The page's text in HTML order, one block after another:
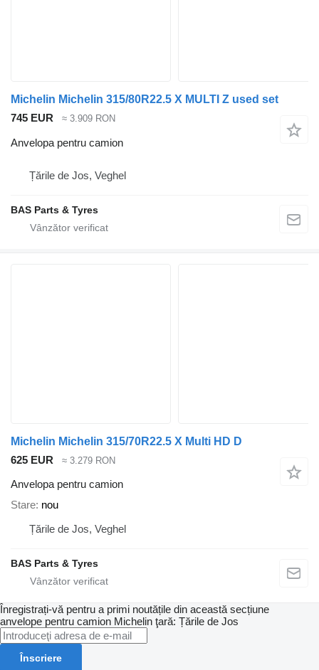
Michelin Michelin 315/80R22.5 X MULTI Z used set
745 EUR
≈ 3.909 RON
Anvelopa pentru camion
Țările de Jos, Veghel
BAS Parts & Tyres
Michelin Michelin 315/70R22.5 X Multi HD D
625 EUR
≈ 3.279 RON
Anvelopa pentru camion
Stare nou
Țările de Jos, Veghel
BAS Parts & Tyres
Înregistrați-vă pentru a primi noutățile din această secțiune
anvelope pentru camion Michelin ţară: Țările de Jos
Înscriere